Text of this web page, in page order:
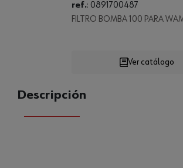
ref.: 0891700487
FILTRO BOMBA 100 PARA
Loading...
CANTIDAD
Ver catálogo
Descripción